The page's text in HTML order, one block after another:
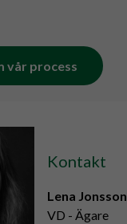
vår process
Kontakt
Lena Jonsson
VD - Ägare